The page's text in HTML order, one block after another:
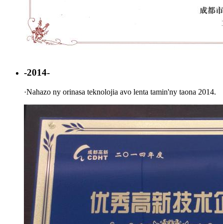
-2014-
·Nahazo ny orinasa teknolojia avo lenta tamin'ny taona 2014.